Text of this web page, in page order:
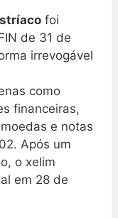
foi
de 31 de
irrevogável
como
financeiras,
e notas
Após um
o xelim
em 28 de